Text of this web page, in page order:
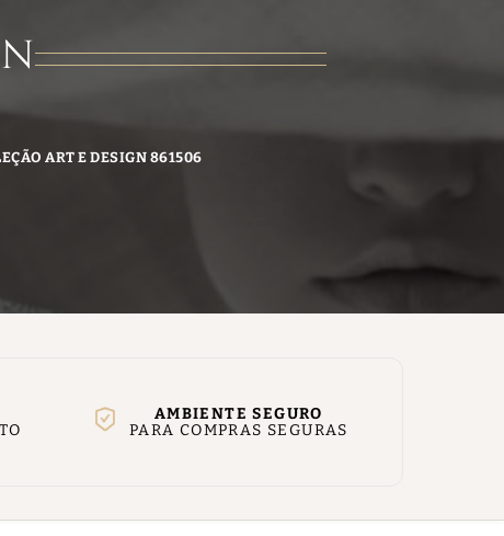
ART E DESIGN 861506
AMBIENTE SEGURO
PARA COMPRAS SEGURAS